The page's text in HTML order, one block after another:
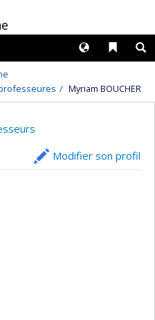
Liens
Langues
Myriam BOUCHER
Modifier son profil